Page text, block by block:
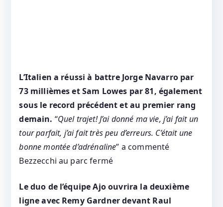
L’Italien a réussi à battre Jorge Navarro par
73 millièmes et Sam Lowes par 81, également
sous le record précédent et au premier rang
demain. “Quel trajet! J’ai donné ma vie, j’ai fait un
tour parfait, j’ai fait très peu d’erreurs. C’était une
bonne montée d’adrénaline” a commenté
Bezzecchi au parc fermé
Le duo de l’équipe Ajo ouvrira la deuxième
ligne avec Remy Gardner devant Raul